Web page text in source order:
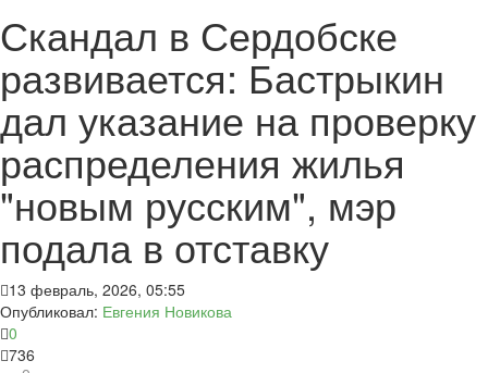
Скандал в Сердобске
развивается: Бастрыкин
дал указание на проверку
распределения жилья
"новым русским", мэр
подала в отставку
13 февраль, 2026, 05:55
Опубликовал: Евгения Новикова
0
736